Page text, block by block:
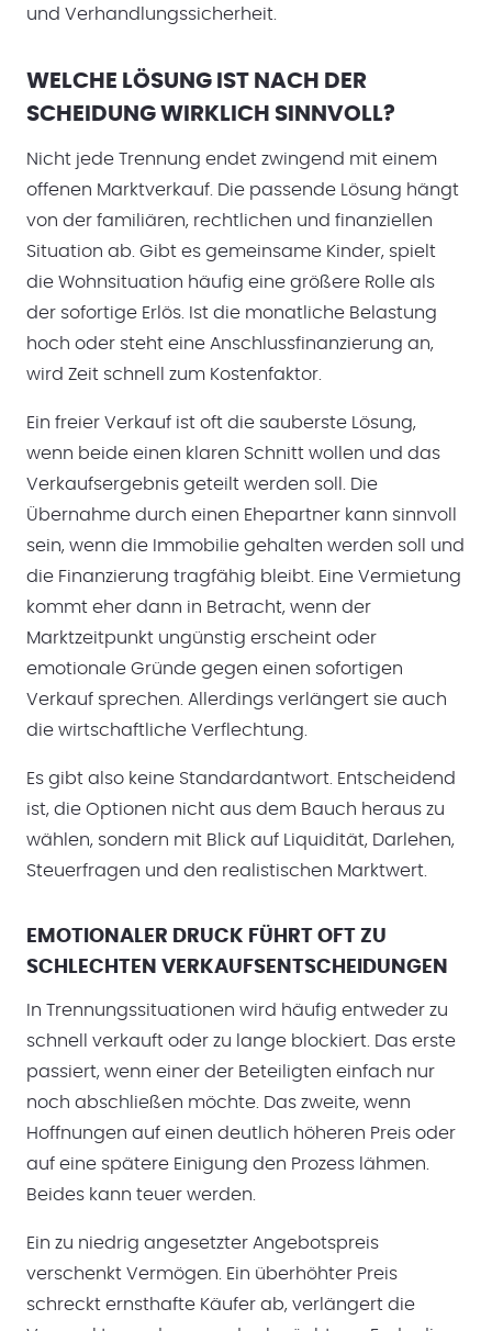
und Verhandlungssicherheit.
WELCHE LÖSUNG IST NACH DER
SCHEIDUNG WIRKLICH SINNVOLL?
Nicht jede Trennung endet zwingend mit einem
offenen Marktverkauf. Die passende Lösung hängt
von der familiären, rechtlichen und finanziellen
Situation ab. Gibt es gemeinsame Kinder, spielt
die Wohnsituation häufig eine größere Rolle als
der sofortige Erlös. Ist die monatliche Belastung
hoch oder steht eine Anschlussfinanzierung an,
wird Zeit schnell zum Kostenfaktor.
Ein freier Verkauf ist oft die sauberste Lösung,
wenn beide einen klaren Schnitt wollen und das
Verkaufsergebnis geteilt werden soll. Die
Übernahme durch einen Ehepartner kann sinnvoll
sein, wenn die Immobilie gehalten werden soll und
die Finanzierung tragfähig bleibt. Eine Vermietung
kommt eher dann in Betracht, wenn der
Marktzeitpunkt ungünstig erscheint oder
emotionale Gründe gegen einen sofortigen
Verkauf sprechen. Allerdings verlängert sie auch
die wirtschaftliche Verflechtung.
Es gibt also keine Standardantwort. Entscheidend
ist, die Optionen nicht aus dem Bauch heraus zu
wählen, sondern mit Blick auf Liquidität, Darlehen,
Steuerfragen und den realistischen Marktwert.
EMOTIONALER DRUCK FÜHRT OFT ZU
SCHLECHTEN VERKAUFSENTSCHEIDUNGEN
In Trennungssituationen wird häufig entweder zu
schnell verkauft oder zu lange blockiert. Das erste
passiert, wenn einer der Beteiligten einfach nur
noch abschließen möchte. Das zweite, wenn
Hoffnungen auf einen deutlich höheren Preis oder
auf eine spätere Einigung den Prozess lähmen.
Beides kann teuer werden.
Ein zu niedrig angesetzter Angebotspreis
verschenkt Vermögen. Ein überhöhter Preis
schreckt ernsthafte Käufer ab, verlängert die